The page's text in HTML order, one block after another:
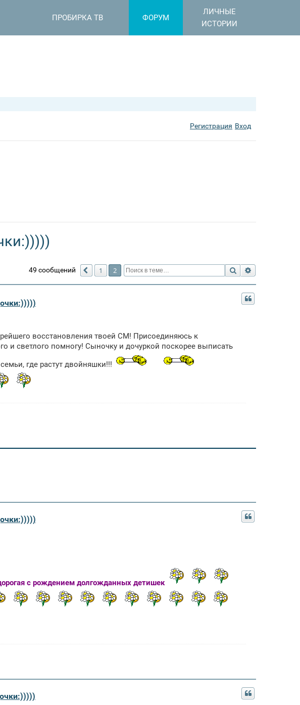
ПРОБИРКА ТВ ФОРУМ
ЛИЧНЫЕ
ИСТОРИИ
Регистрация Вход
Поиск
49 сообщений Пред.
1 2
восстановления твоей СМ! Присоединяюсь к
и светлого помногу! Сыночку и дочуркой поскорее выписать
где растут двойняшки!!!
с рождением долгожданных детишек